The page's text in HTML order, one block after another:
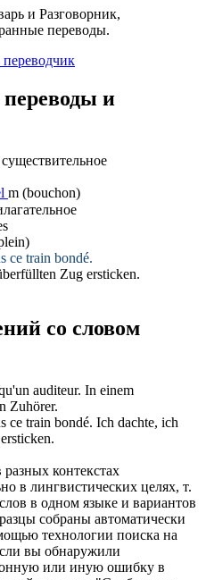
и Разговорник,
переводы.
и
существительное
m (bouchon)
ce train bondé.
Zug ersticken.
со словом
auditeur. In einem
Zuhörer.
ce train bondé. Ich dachte, ich
контекстах
в лингвистических целях, т.
в одном языке и вариантов
собраны автоматически
технологии поиска на
вы обнаружили
или иную ошибку в